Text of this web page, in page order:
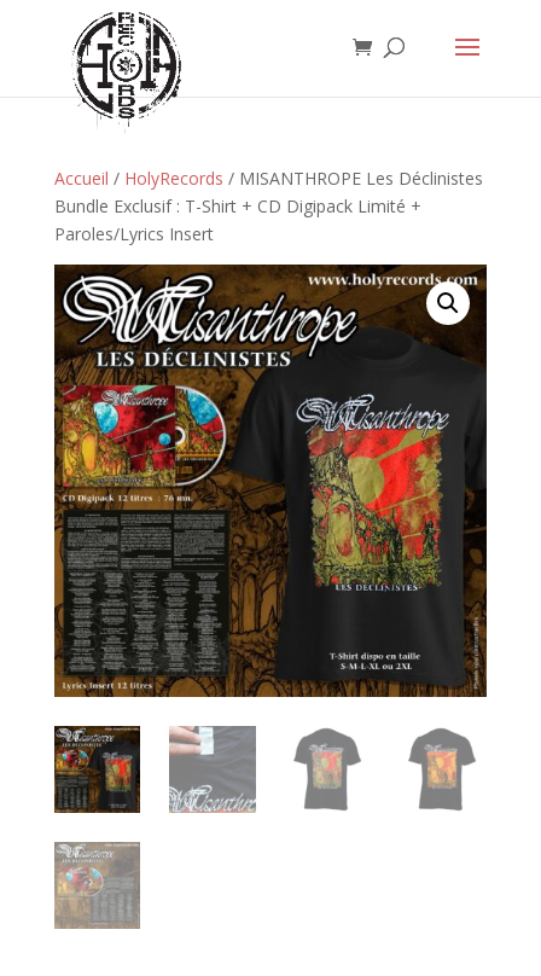
Accueil / HolyRecords / MISANTHROPE Les Déclinistes
Bundle Exclusif : T-Shirt + CD Digipack Limité +
Paroles/Lyrics Insert